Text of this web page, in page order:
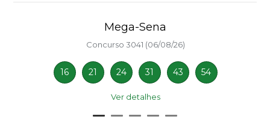
Mega-Sena
Concurso 3041 (06/08/26)
16 21 24 31 43 54
Ver detalhes